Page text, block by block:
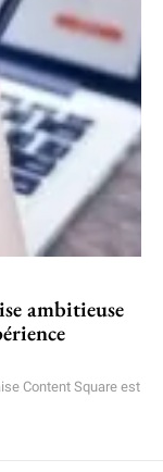
ambitieuse
Content Square est